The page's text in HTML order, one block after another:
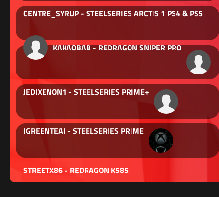
CENTRE_SYRUP - STEELSERIES ARCTIS 1 PS4 & PS5
KAKAOBAB - REDRAGON SNIPER PRO
JEDIXENON1 - STEELSERIES PRIME+
IGREENTEAI - STEELSERIES PRIME
STREETX86 - REDRAGON K585